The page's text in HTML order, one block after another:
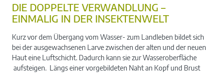
DIE DOPPELTE VERWANDLUNG –
EINMALIG IN DER INSEKTENWELT
Kurz vor dem Übergang vom Wasser- zum Landleben bildet sich
bei der ausgewachsenen Larve zwischen der alten und der neuen
Haut eine Luftschicht. Dadurch kann sie zur Wasseroberfläche
aufsteigen. Längs einer vorgebildeten Naht an Kopf und Brust